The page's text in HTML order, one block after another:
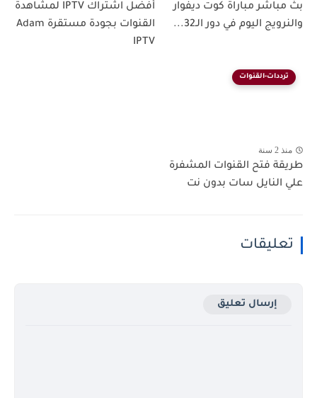
بث مباشر مباراة كوت ديفوار
والنرويج اليوم في دور الـ32...
أفضل اشتراك IPTV لمشاهدة
القنوات بجودة مستقرة Adam
IPTV
ترددات-القنوات
منذ 2 سنة
طريقة فتح القنوات المشفرة
علي النايل سات بدون نت
تعليقات
إرسال تعليق